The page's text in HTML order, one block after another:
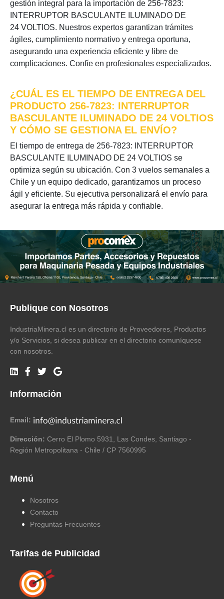
gestión integral para la importación de 256-7823:
INTERRUPTOR BASCULANTE ILUMINADO DE
24 VOLTIOS. Nuestros expertos garantizan trámites
ágiles, cumplimiento normativo y entrega oportuna,
asegurando una experiencia eficiente y libre de
complicaciones. Confíe en profesionales especializados.
¿CUÁL ES EL TIEMPO DE ENTREGA DEL
PRODUCTO 256-7823: INTERRUPTOR
BASCULANTE ILUMINADO DE 24 VOLTIOS
Y CÓMO SE GESTIONA EL ENVÍO?
El tiempo de entrega de 256-7823: INTERRUPTOR
BASCULANTE ILUMINADO DE 24 VOLTIOS se
optimiza según su ubicación. Con 3 vuelos semanales a
Chile y un equipo dedicado, garantizamos un proceso
ágil y eficiente. Su ejecutiva personalizará el envío para
asegurar la entrega más rápida y confiable.
Publique con Nosotros
IndustriaMinera.cl es un directorio de Proveedores, Productos
y/o Servicios, si desea publicar en el directorio comuníquese
con nosotros.
Información
Email:
Dirección: Cerro El Plomo 5931, Las Condes, Santiago -
Región Metropolitana - Chile / CP 7560995
Menú
Nosotros
Contacto
Preguntas Frecuentes
Tarifas de Publicidad